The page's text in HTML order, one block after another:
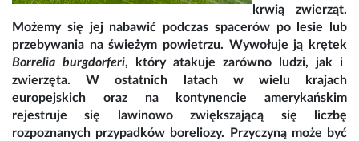
krwią zwierząt.
Możemy się jej nabawić podczas spacerów po lesie lub
przebywania na świeżym powietrzu. Wywołuje ją krętek
Borrelia burgdorferi, który atakuje zarówno ludzi, jak i
zwierzęta. W ostatnich latach w wielu krajach
europejskich oraz na kontynencie amerykańskim
rejestruje się lawinowo zwiększającą się liczbę
rozpoznanych przypadków boreliozy. Przyczyną może być